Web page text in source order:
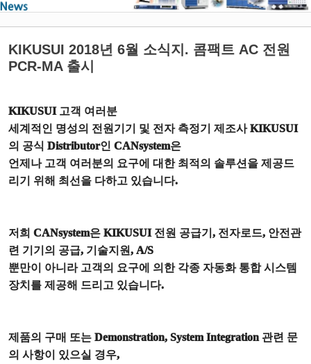
KIKUSUI 2018년 6월 소식지. 콤팩트 AC 전원
PCR-MA 출시
KIKUSUI 고객 여러분
세계적인 명성의 전원기기 및 전자 측정기 제조사KIKUSUI
의 공식 Distributor인 CANsystem은
언제나 고객 여러분의 요구에 대한 최적의 솔루션을 제공드
리기 위해 최선을 다하고 있습니다.
저희 CANsystem은 KIKUSUI 전원 공급기 , 전자로드, 안전관
련 기기의 공급, 기술지원, A/S
뿐만이 아니라 고객의 요구에 의한 각종 자동화 통합 시스템
장치를 제공해 드리고 있습니다.
제품의 구매 또는 Demonstration, System Integration 관련 문
의 사항이 있으실 경우,